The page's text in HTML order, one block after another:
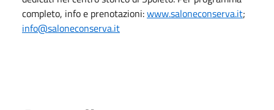
completo, info e prenotazioni:www.saloneconserva.it;
info@saloneconserva.it